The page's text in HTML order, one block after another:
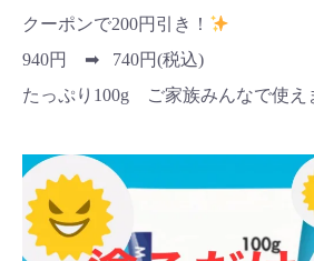
クーポンで200円引き！
940円 ➡︎ 740円(税込)
たっぷり100g ご家族みんなで使え